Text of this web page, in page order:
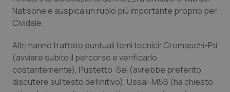
Salute orale & impianti
Tiroide
Natisone e auspica un ruolo più importante proprio per
Cividale.
Altri hanno trattato puntuali temi tecnici: Cremaschi-Pd
(avviare subito il percorso e verificarlo
costantemente), Pustetto-Sel (avrebbe preferito
discutere sul testo definitivo), Ussai-M5S (ha chiesto